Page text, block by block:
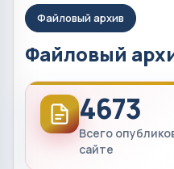
Файловый архив
Файловый
4673
Всего
сайте